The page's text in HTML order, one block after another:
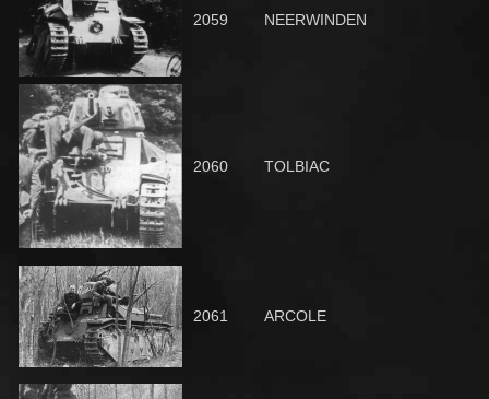
2059 NEERWINDEN
2060 TOLBIAC
2061 ARCOLE